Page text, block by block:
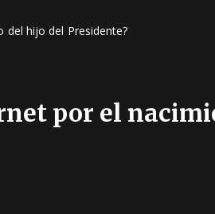
del hijo del Presidente?
por el